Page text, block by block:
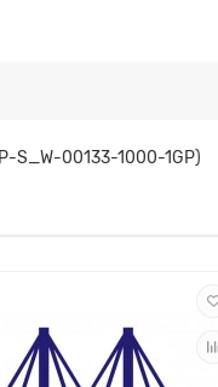
S_W-00133-1000-1GP)